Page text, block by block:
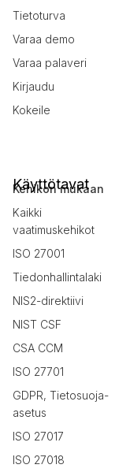
Tietoturva
Varaa demo
Varaa palaveri
Kirjaudu
Kokeile
Käyttötavat
Kehikon mukaan
Kaikki
vaatimuskehikot
ISO 27001
Tiedonhallintalaki
NIS2-direktiivi
NIST CSF
CSA CCM
ISO 27701
GDPR, Tietosuoja-
asetus
ISO 27017
ISO 27018